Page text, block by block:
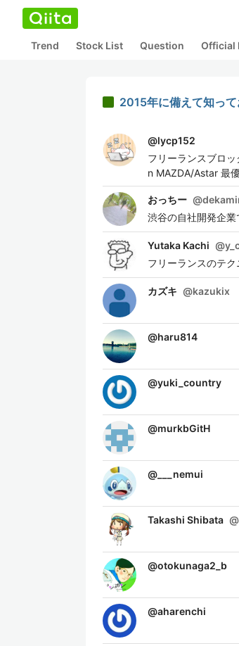
Trend Stock List Question Official
2015年に備えて知っ
@lycp152
フリーランスブロ
n MAZDA/Astar 最
おっちー @
渋谷の自社開発企
Yutaka Kachi @
フリーランスのテ
カズキ @kazukix
@haru814
@yuki_country
@murkbGitH
@ ___nemui
Takashi Shibata @
@otokunaga2_b
@aharenchi